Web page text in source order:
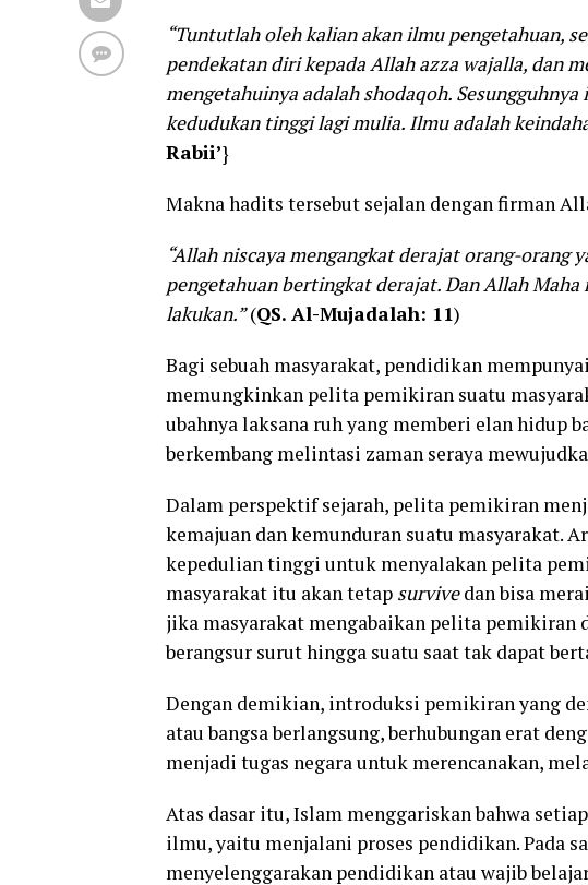
“Tuntutlah oleh kalian akan ilmu pengetahuan,
pendekatan diri kepada Allah azza wajalla, dan
mengetahuinya adalah shodaqoh.
kedudukan tinggi lagi mulia. Ilmu adalah
Rabii’}
Makna hadits tersebut sejalan dengan firman
“Allah niscaya mengangkat derajat orang-orang
pengetahuan bertingkat derajat. Dan Allah
lakukan.”(QS. Al-Mujadalah: 11)
Bagi sebuah masyarakat, pendidikan
memungkinkan pelita pemikiran suatu
ubahnya laksana ruh yang memberi elan hidup
berkembang melintasi zaman seraya
Dalam perspektif sejarah, pelita pemikiran
kemajuan dan kemunduran suatu masyarakat.
kepedulian tinggi untuk menyalakan pelita
masyarakat itu akan tetap survivedan bisa
jika masyarakat mengabaikan pelita pemikiran
berangsur surut hingga suatu saat tak dapat
Dengan demikian, introduksi pemikiran yang
atau bangsa berlangsung, berhubungan erat
menjadi tugas negara untuk merencanakan,
Atas dasar itu, Islam menggariskan bahwa
ilmu, yaitu menjalani proses pendidikan. Pada
menyelenggarakan pendidikan atau wajib